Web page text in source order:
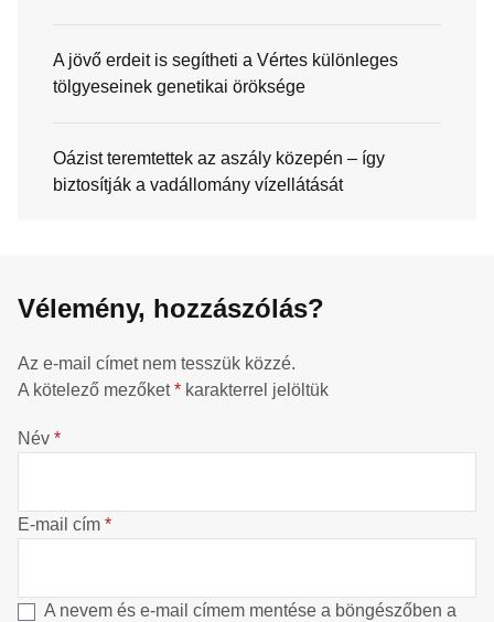
A jövő erdeit is segítheti a Vértes különleges
tölgyeseinek genetikai öröksége
Oázist teremtettek az aszály közepén – így
biztosítják a vadállomány vízellátását
Vélemény, hozzászólás?
Az e-mail címet nem tesszük közzé.
A kötelező mezőket* karakterrel jelöltük
Név *
E-mail cím *
A nevem és e-mail címem mentése a böngészőben a